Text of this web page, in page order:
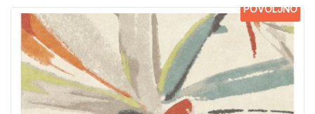
POVOLJNO